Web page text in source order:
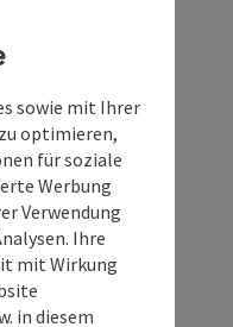
sowie mit Ihrer
optimieren,
für soziale
Werbung
Verwendung
Ihre
mit Wirkung
in diesem